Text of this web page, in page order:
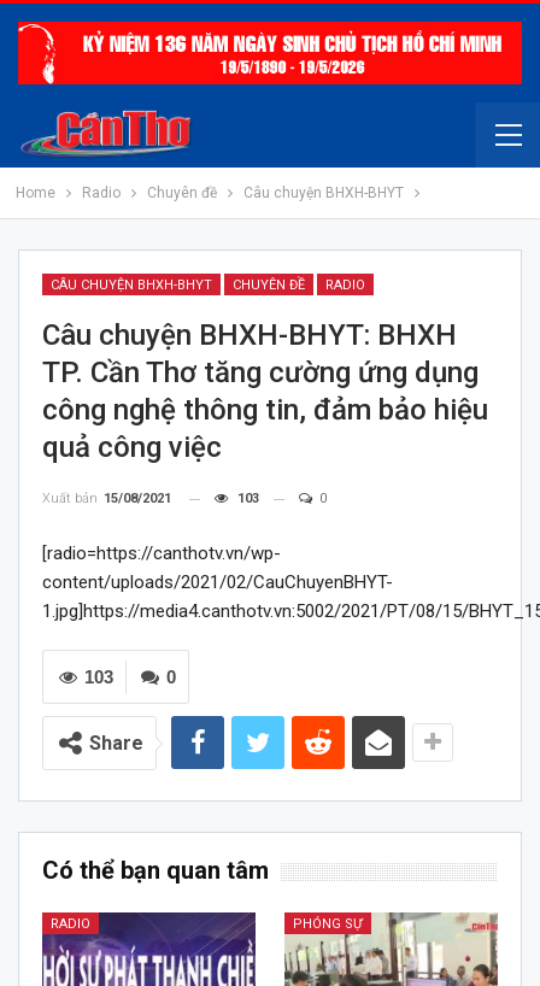
Home Radio Chuyên đề Câu chuyện BHXH-BHYT
CÂU CHUYỆN BHXH-BHYT CHUYÊN ĐỀ RADIO
Câu chuyện BHXH-BHYT: BHXH
TP. Cần Thơ tăng cường ứng dụng
công nghệ thông tin, đảm bảo hiệu
quả công việc
Xuất bản 15/08/2021 103 0
[radio=https://canthotv.vn/wp-
content/uploads/2021/02/CauChuyenBHYT-
1.jpg]https://media4.canthotv.vn:5002/2021/PT/08/15/
0
103
Share
Có thể bạn quan tâm
RADIO PHÓNG SỰ